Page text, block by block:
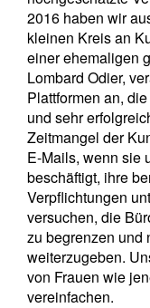
2016 haben wir
kleinen Kreis an
einer ehemaligen
Lombard Odier,
Plattformen an,
und sehr
Zeitmangel der
E-Mails, wenn sie
beschäftigt, ihre
Verpflichtungen
versuchen, die
zu begrenzen und
weiterzugeben.
von Frauen wie
vereinfachen.